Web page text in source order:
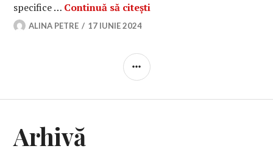
specifice … Continuă să citești
ALINA PETRE 17 IUNIE 2024
BARĂ
Arhivă